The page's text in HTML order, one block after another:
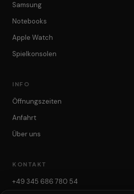
Samsung
Notebooks
Apple Watch
Spielkonsolen
INFO
Öffnungszeiten
Anfahrt
Über uns
KONTAKT
+49 345 686 780 54